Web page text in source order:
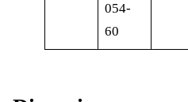
054-
60